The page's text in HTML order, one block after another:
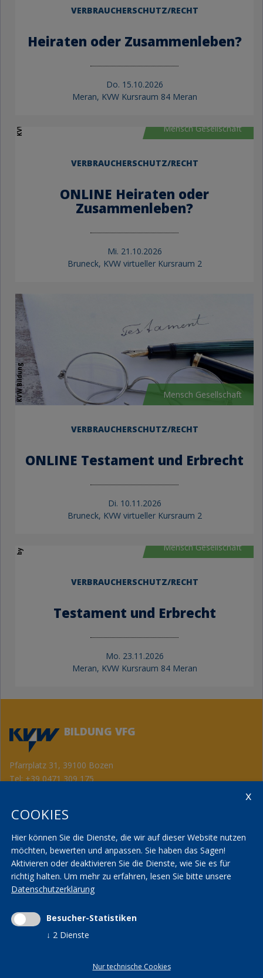
VERBRAUCHERSCHUTZ/RECHT
Heiraten oder Zusammenleben?
Do. 15.10.2026
Meran, KVW Kursraum 84 Meran
KVW Bildung Mensch Gesellschaft
VERBRAUCHERSCHUTZ/RECHT
ONLINE Heiraten oder
Zusammenleben?
Mi. 21.10.2026
Bruneck, KVW virtueller Kursraum 2
KVW Bildung Mensch Gesellschaft
VERBRAUCHERSCHUTZ/RECHT
ONLINE Testament und Erbrecht
Di. 10.11.2026
Bruneck, KVW virtueller Kursraum 2
Mensch Gesellschaft
VERBRAUCHERSCHUTZ/RECHT
Testament und Erbrecht
Mo. 23.11.2026
Meran, KVW Kursraum 84 Meran
BILDUNG VFG
Pfarrplatz 31, 39100 Bozen
Tel:+39 0471 309 175
Kontakt
AGBs
Seminarräume
Transparenzbestimmungen
KVW Verband
KVW Reisen
KVW Patronat
Privacy|
Mwst.-Nr. 01590700215 | St.-Nr. 01590700215 |
kvwbildung@pec.rolmail.net
COOKIES
Hier können Sie die Dienste, die wir auf dieser Website nutzen
möchten, bewerten und anpassen. Sie haben das Sagen!
Aktivieren oder deaktivieren Sie die Dienste, wie Sie es für
richtig halten. Um mehr zu erfahren, lesen Sie bitte unsere
Datenschutzerklärung
Besucher-Statistiken
↓ 2 Dienste
Nur technische Cookies